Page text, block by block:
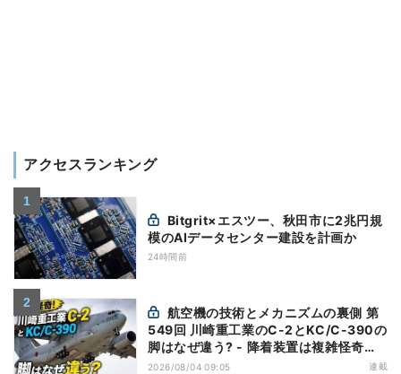
アクセスランキング
模のAIデータセンター建設を計画か
24時間前
549回 川崎重工業のC-2とKC/C-390の
脚はなぜ違う? - 降着装置は複雑怪奇
(5)|軍用輸送機(10)
2026/08/04 09:05 連載